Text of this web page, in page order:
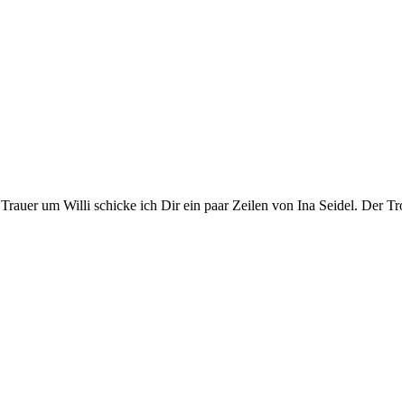
um Willi schicke ich Dir ein paar Zeilen von Ina Seidel. Der